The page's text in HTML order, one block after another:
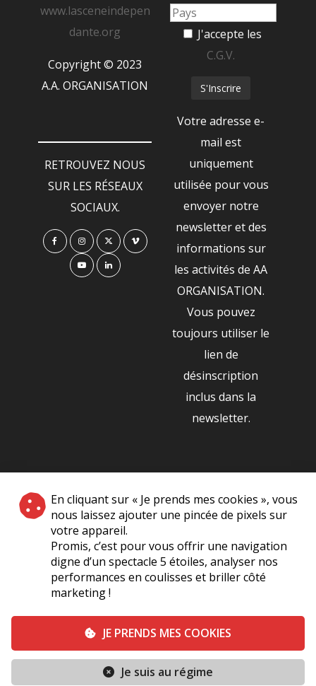
En cliquant sur « Je prends mes cookies », vous
nous laissez ajouter une pincée de pixels sur
votre appareil.
Promis, c’est pour vous offrir une navigation
digne d’un spectacle 5 étoiles, analyser nos
performances en coulisses et briller côté
marketing !
JE PRENDS MES COOKIES
Je suis au régime
www.lasceneindepen
dante.org
Copyright © 2023
A.A. ORGANISATION
RETROUVEZ NOUS
SUR LES RÉSEAUX
SOCIAUX.
J'accepte les
C.G.V.
Votre adresse e-
mail est
uniquement
utilisée pour vous
envoyer notre
newsletter et des
informations sur
les activités de AA
ORGANISATION.
Vous pouvez
toujours utiliser le
lien de
désinscription
inclus dans la
newsletter.
NOS PARTENAIRES
|
Plan du site A Propos de Nous
Mentions légales Vie Privée
Conditions générales de vente